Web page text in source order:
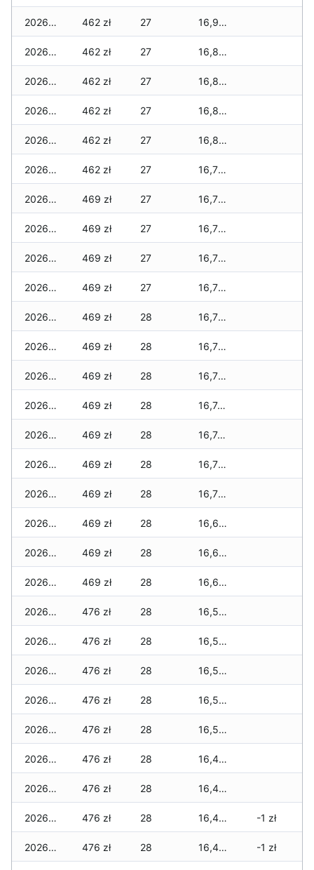
2026-07-16 462 zł 27 16,905 zł
2026-07-15 462 zł 27 16,842 zł
2026-07-14 462 zł 27 16,814 zł
2026-07-13 462 zł 27 16,814 zł
2026-07-12 462 zł 27 16,814 zł
2026-07-11 462 zł 27 16,793 zł
2026-07-10 469 zł 27 16,793 zł
2026-07-09 469 zł 27 16,793 zł
2026-07-08 469 zł 27 16,793 zł
2026-07-07 469 zł 27 16,793 zł
2026-07-06 469 zł 28 16,793 zł
2026-07-05 469 zł 28 16,772 zł
2026-07-04 469 zł 28 16,765 zł
2026-07-03 469 zł 28 16,744 zł
2026-07-02 469 zł 28 16,744 zł
2026-07-01 469 zł 28 16,723 zł
2026-06-30 469 zł 28 16,723 zł
2026-06-28 469 zł 28 16,660 zł
2026-06-27 469 zł 28 16,653 zł
2026-06-26 469 zł 28 16,611 zł
2026-06-25 476 zł 28 16,583 zł
2026-06-24 476 zł 28 16,583 zł
2026-06-23 476 zł 28 16,569 zł
2026-06-22 476 zł 28 16,562 zł
2026-06-21 476 zł 28 16,541 zł
2026-06-20 476 zł 28 16,499 zł
2026-06-19 476 zł 28 16,499 zł
2026-06-18 476 zł 28 16,478 zł -1 zł
2026-06-17 476 zł 28 16,471 zł -1 zł